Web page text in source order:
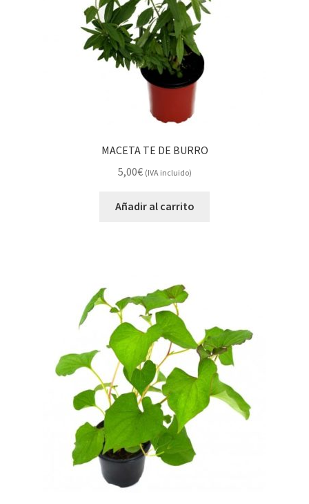
MACETA TE DE BURRO
5,00€ (IVA incluido)
Añadir al carrito